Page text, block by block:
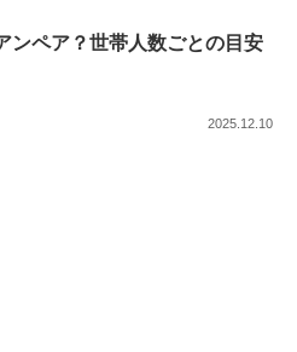
ンペア？世帯人数ごとの目安
2025.12.10